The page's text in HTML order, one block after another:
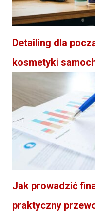
Detailing dla
kosmetyki
Jak prowadzić
praktyczny